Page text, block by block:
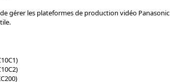
gérer les plateformes de production vidéo Panasonic